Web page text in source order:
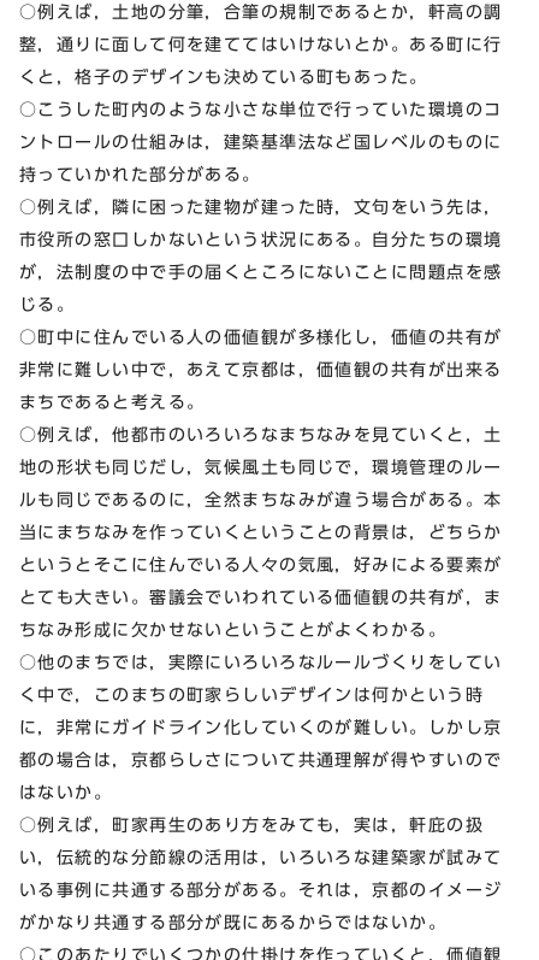
○例えば，土地の分筆，合筆の規制であるとか，軒高の調
整，通りに面して何を建ててはいけないとか。ある町に行
くと，格子のデザインも決めている町もあった。
○こうした町内のような小さな単位で行っていた環境のコ
ントロールの仕組みは，建築基準法など国レベルのものに
持っていかれた部分がある。
○例えば，隣に困った建物が建った時，文句をいう先は，
市役所の窓口しかないという状況にある。自分たちの環境
が，法制度の中で手の届くところにないことに問題点を感
じる。
○町中に住んでいる人の価値観が多様化し，価値の共有が
非常に難しい中で，あえて京都は，価値観の共有が出来る
まちであると考える。
○例えば，他都市のいろいろなまちなみを見ていくと，土
地の形状も同じだし，気候風土も同じで，環境管理のルー
ルも同じであるのに，全然まちなみが違う場合がある。本
当にまちなみを作っていくということの背景は，どちらか
というとそこに住んでいる人々の気風，好みによる要素が
とても大きい。審議会でいわれている価値観の共有が，ま
ちなみ形成に欠かせないということがよくわかる。
○他のまちでは，実際にいろいろなルールづくりをしてい
く中で，このまちの町家らしいデザインは何かという時
に，非常にガイドライン化していくのが難しい。しかし京
都の場合は，京都らしさについて共通理解が得やすいので
はないか。
○例えば，町家再生のあり方をみても，実は，軒庇の扱
い，伝統的な分節線の活用は，いろいろな建築家が試みて
いる事例に共通する部分がある。それは，京都のイメージ
がかなり共通する部分が既にあるからではないか。
○このあたりでいくつかの仕掛けを作っていくと，価値観